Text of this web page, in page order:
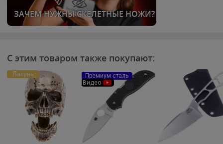
ЗАЧЕМ НУЖНЫ СКЕЛЕТНЫЕ НОЖИ?
С этим товаром также покупают:
Латунь
Премиум сталь
Видео